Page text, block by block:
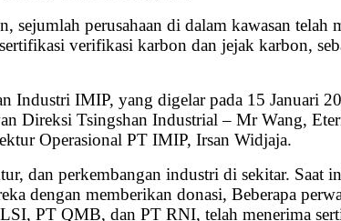
perusahaan di dalam kawasan telah
verifikasi karbon dan jejak karbon,
IMIP, yang digelar pada 15 Januari
Direksi Tsingshan Industrial – Mr Wang,
Operasional PT IMIP, Irsan Widjaja.
dan perkembangan industri di sekitar. Saat
dengan memberikan donasi, Beberapa
PT QMB, dan PT RNI, telah menerima